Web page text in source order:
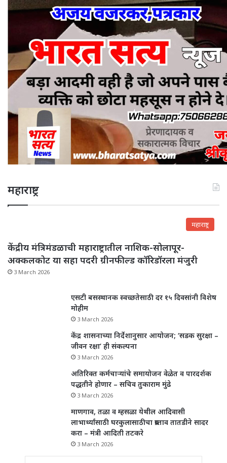
महाराष्ट्र
महाराष्ट्र
केंद्रीय मंत्रिमंडळाची महाराष्ट्रातील नाशिक-सोलापूर-
अक्कलकोट या सहा पदरी ग्रीनफील्ड कॉरिडॉरला मंजुरी
3 March 2026
एसटी बसस्थानक स्वच्छतेसाठी दर १५ दिवसांनी विशेष
मोहीम
3 March 2026
केंद्र शासनाच्या निर्देशानुसार आयोजन; ‘सडक सुरक्षा –
जीवन रक्षा’ ही संकल्पना
3 March 2026
अतिरिक्त कर्मचाऱ्यांचे समायोजन वेळेत व पारदर्शक
पद्धतीने होणार – सचिव तुकाराम मुंढे
3 March 2026
माणगाव, तळा व म्हसळा येथील आदिवासी
लाभार्थ्यांसाठी घरकुलासाठीचा प्रस्ताव तातडीने सादर
करा – मंत्री आदिती तटकरे
3 March 2026